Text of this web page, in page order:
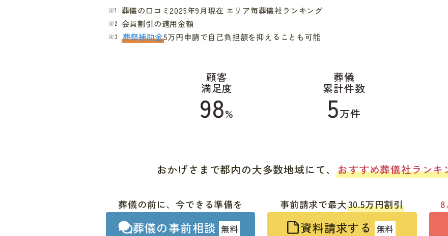
葬儀の口コミ2025年9月現在 エリア毎葬儀社ランキング
会員割引の適用金額
葬祭補助金5万円申請で自己負担額を抑えることも可能
顧客
満足度
98%
葬儀
累計件数
5万件
おかげさまで都内の大多数地域にて、おすすめ葬儀社ランキ
葬儀の前に、今できる準備を
葬儀の事前相談 無料
事前請求で最大30.5万円割引
資料請求する 無料